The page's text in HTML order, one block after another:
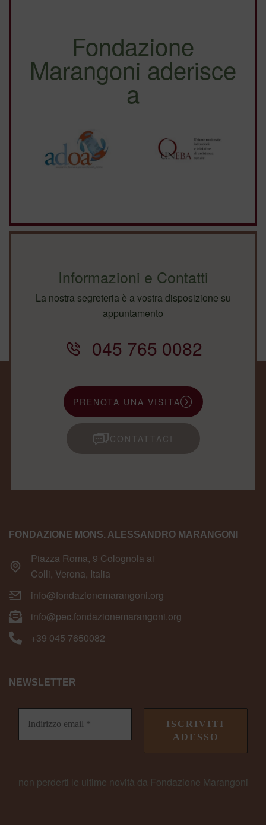
Fondazione
Marangoni aderisce
a
Informazioni e Contatti
La nostra segreteria è a vostra disposizione su
appuntamento
045 765 0082
PRENOTA UNA VISITA
CONTATTACI
FONDAZIONE MONS. ALESSANDRO MARANGONI
Piazza Roma, 9 Colognola ai
Colli, Verona, Italia
info@fondazionemarangoni.org
info@pec.fondazionemarangoni.org
+39 045 7650082
NEWSLETTER
non perderti le ultime novità da Fondazione Marangoni